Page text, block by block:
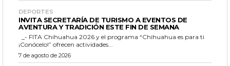
DEPORTES
INVITA SECRETARÍA DE TURISMO A EVENTOS DE
AVENTURA Y TRADICIÓN ESTE FIN DE SEMANA
¡Conócelo!” ofrecen actividades...
7 de agosto de 2026